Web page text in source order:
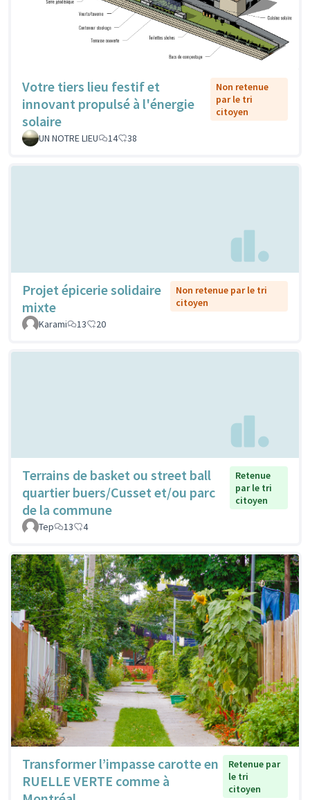
Votre tiers lieu festif et
innovant propulsé à l'énergie
solaire
Non retenue
par le tri
citoyen
UN NOTRE LIEU 14 38
Projet épicerie solidaire
mixte
Non retenue par le tri
citoyen
Karami
13 20
Terrains de basket ou street ball
quartier buers/Cusset et/ou parc
de la commune
Retenue
par le tri
citoyen
Tep 13 4
Transformer l’impasse carotte en
RUELLE VERTE comme à
Retenue par
le tri
citoyen